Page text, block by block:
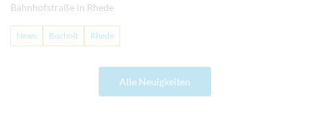
Bahnhofstraße in Rhede
News Bocholt Rhede
Alle Neuigkeiten